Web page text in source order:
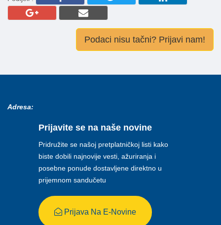
Podaci nisu tačni? Prijavi nam!
Adresa:
Prijavite se na naše novine
Pridružite se našoj pretplatničkoj listi kako
biste dobili najnovije vesti, ažuriranja i
posebne ponude dostavljene direktno u
prijemnom sandučetu
Prijava Na E-Novine